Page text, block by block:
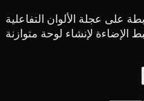
على عجلة الألوان التفاعلية